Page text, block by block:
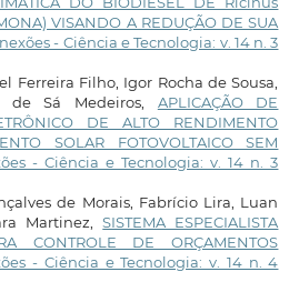
VISANDO A REDUÇÃO DE SUA
- Ciência e Tecnologia: v. 14 n. 3
Ferreira Filho, Igor Rocha de Sousa,
de Sá Medeiros, APLICAÇÃO DE
DE ALTO RENDIMENTO
SOLAR FOTOVOLTAICO SEM
- Ciência e Tecnologia: v. 14 n. 3
de Morais, Fabrício Lira, Luan
Martinez,SISTEMA ESPECIALISTA
CONTROLE DE ORÇAMENTOS
- Ciência e Tecnologia: v. 14 n. 4